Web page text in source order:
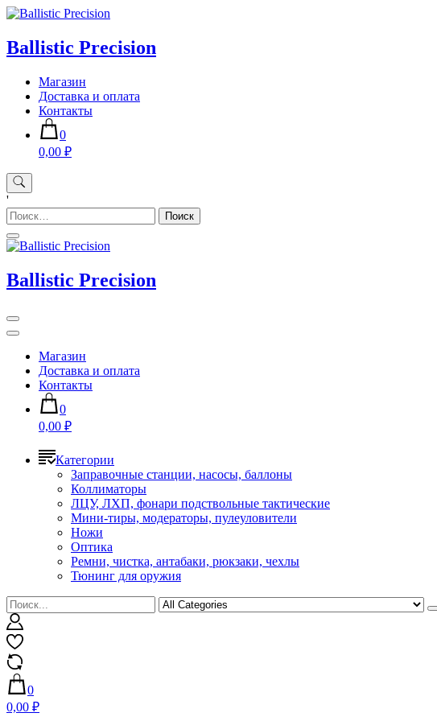
Skip
content
Ballistic Precision
Магазин
Доставка и оплата
Контакты
0
0,00 ₽
'
Найти:
Ballistic Precision
Магазин
Доставка и оплата
Контакты
0
0,00 ₽
Категории
Заправочные станции, насосы, баллоны
Коллиматоры
ЛЦУ, ЛХП, фонари подствольные тактические
Мини-тиры, модераторы, пулеуловители
Ножи
Оптика
Ремни, чистка, антабаки, рюкзаки, чехлы
Тюнинг для оружия
0
0,00 ₽